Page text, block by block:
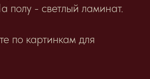
полу - светлый ламинат.
по картинкам для